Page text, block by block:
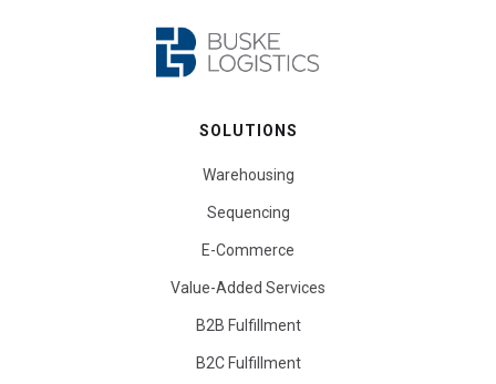
SOLUTIONS
Warehousing
Sequencing
E-Commerce
Value-Added Services
B2B Fulfillment
B2C Fulfillment